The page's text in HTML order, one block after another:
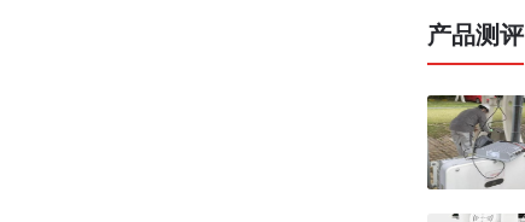
产品测评